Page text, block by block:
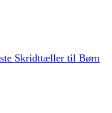
Skridttæller til Børn